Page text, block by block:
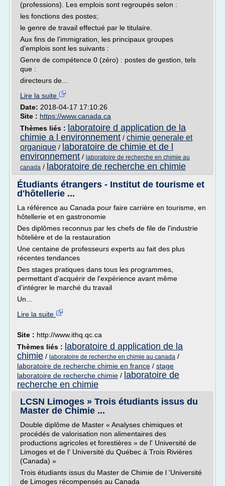
(professions). Les emplois sont regroupés selon :
les fonctions des postes;
le genre de travail effectué par le titulaire.
Aux fins de l'immigration, les principaux groupes
d'emplois sont les suivants :
Genre de compétence 0 (zéro) : postes de gestion, tels
que :
directeurs de...
Lire la suite
Date: 2018-04-17 17:10:26
Site : https://www.canada.ca
Thèmes liés : laboratoire d application de la
chimie a l environnement / chimie generale et
organique / laboratoire de chimie et de l
environnement / laboratoire de recherche en chimie au
canada / laboratoire de recherche en chimie
Étudiants étrangers - Institut de tourisme et
d'hôtellerie ...
La référence au Canada pour faire carrière en tourisme, en
hôtellerie et en gastronomie
Des diplômes reconnus par les chefs de file de l'industrie
hôtelière et de la restauration
Une centaine de professeurs experts au fait des plus
récentes tendances
Des stages pratiques dans tous les programmes,
permettant d'acquérir de l'expérience avant même
d'intégrer le marché du travail
Un...
Lire la suite
Site : http://www.ithq.qc.ca
Thèmes liés : laboratoire d application de la
chimie / laboratoire de recherche en chimie au canada /
laboratoire de recherche chimie en france / stage
laboratoire de recherche chimie / laboratoire de
recherche en chimie
LCSN Limoges » Trois étudiants issus du
Master de Chimie ...
Double diplôme de Master « Analyses chimiques et
procédés de valorisation non alimentaires des
productions agricoles et forestières » de l' Université de
Limoges et de l' Université du Québec à Trois Rivières
(Canada) »
Trois étudiants issus du Master de Chimie de l 'Université
de Limoges récompensés au Canada